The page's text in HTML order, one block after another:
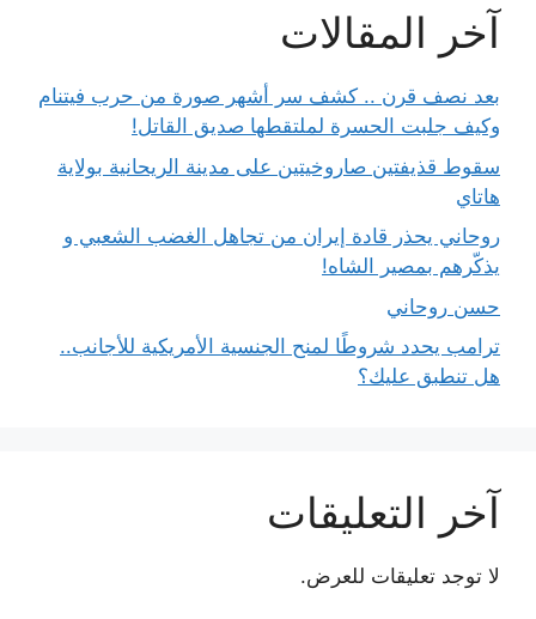
آخر المقالات
بعد نصف قرن .. كشف سر أشهر صورة من حرب فيتنام
وكيف جلبت الحسرة لملتقطها صديق القاتل!
سقوط قذيفتين صاروخيتين على مدينة الريحانية بولاية
هاتاي
روحاني يحذر قادة إيران من تجاهل الغضب الشعبي و
يذكّرهم بمصير الشاه!
حسن روحاني
ترامب يحدد شروطًا لمنح الجنسية الأمريكية للأجانب..
هل تنطبق عليك؟
آخر التعليقات
لا توجد تعليقات للعرض.